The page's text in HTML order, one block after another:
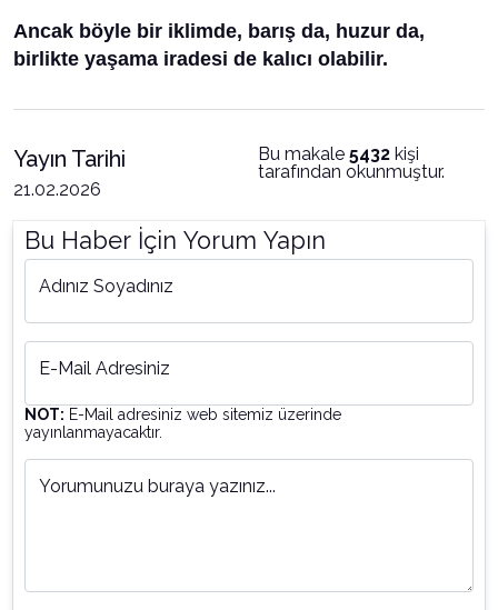
Ancak böyle bir iklimde, barış da, huzur da,
birlikte yaşama iradesi de kalıcı olabilir.
Yayın Tarihi
21.02.2026
Bu makale 5432 kişi
tarafından okunmuştur.
Bu Haber İçin Yorum Yapın
Adınız Soyadınız
E-Mail Adresiniz
NOT: E-Mail adresiniz web sitemiz üzerinde
yayınlanmayacaktır.
Yorumunuzu buraya yazınız...